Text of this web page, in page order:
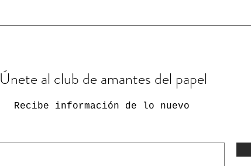
Únete al club de amantes del papel
Recibe información de lo nuevo